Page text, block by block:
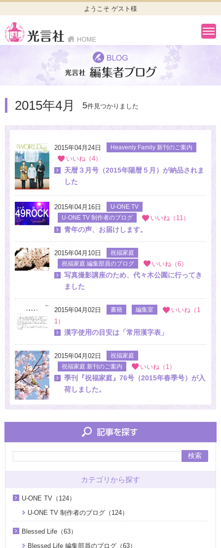
ようこそ ゲスト様
2015年4月 5件見つかりました
2015年04月24日 Heavenly Family 新刊のご案内
いいね（4）
天暦３月号（2015年陽暦５月）が納品されま
した
2015年04月16日
U-ONE TV
U-ONE TV 制作者のブログ
いいね（11）
青年の声、お届けします。
2015年04月10日
祝福家庭
祝福家庭 編集部員のブログ
いいね（6）
写真撮影講座のため、代々木公園に行ってき
ました
2015年04月02日 書籍 編集室
いいね（1
1）
漢字使用の目安は「常用漢字表」
2015年04月02日
祝福家庭
祝福家庭 新刊のご案内
いいね（1）
季刊『祝福家庭』76号（2015年春季号）が入
荷しました。
検索
カテゴリから探す
U-ONE TV（124）
U-ONE TV 制作者のブログ（124）
Blessed Life（63）
Blessed Life 編集部員のブログ（63）